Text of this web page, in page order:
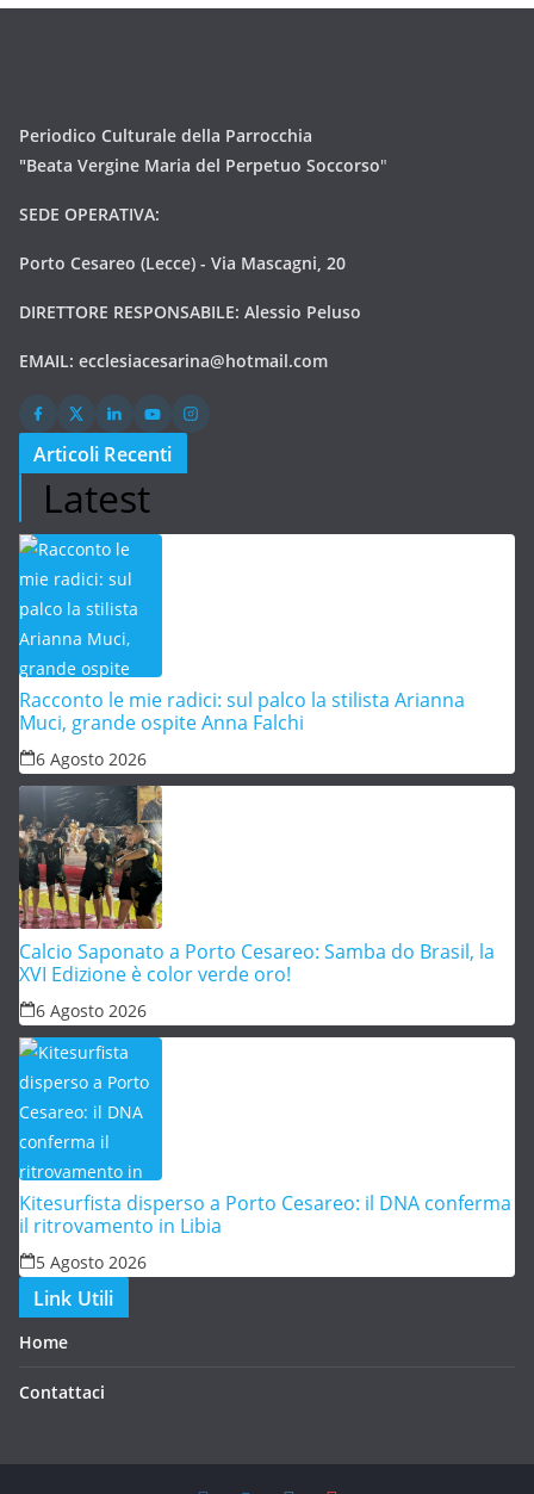
Periodico Culturale della Parrocchia
"Beata Vergine Maria del Perpetuo Soccorso"
SEDE OPERATIVA:
Porto Cesareo (Lecce) - Via Mascagni, 20
DIRETTORE RESPONSABILE: Alessio Peluso
EMAIL: ecclesiacesarina@hotmail.com
Articoli Recenti
Latest
Racconto le mie radici: sul palco la stilista Arianna
Muci, grande ospite Anna Falchi
6 Agosto 2026
Calcio Saponato a Porto Cesareo: Samba do Brasil, la
XVI Edizione è color verde oro!
6 Agosto 2026
Kitesurfista disperso a Porto Cesareo: il DNA conferma
il ritrovamento in Libia
5 Agosto 2026
Link Utili
Home
Contattaci